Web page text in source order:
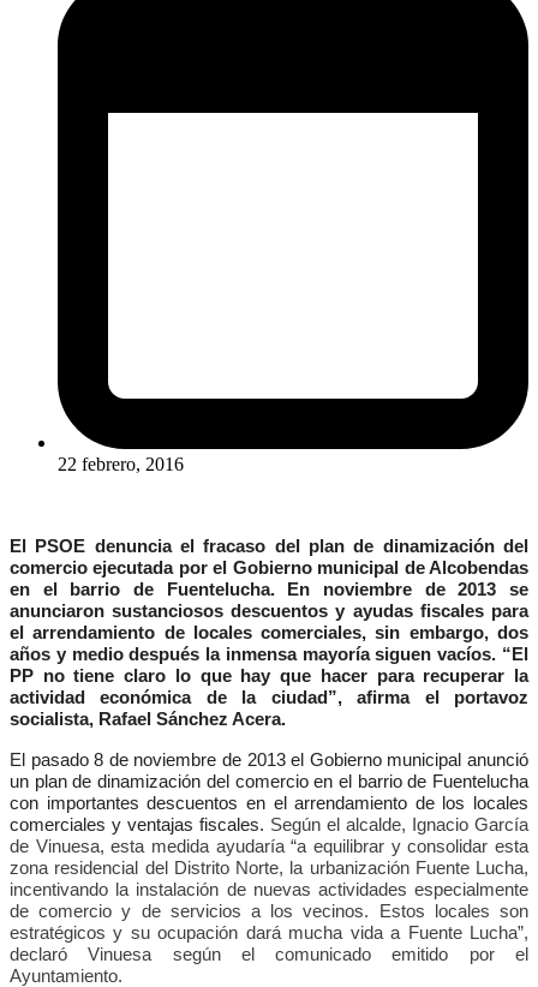
22 febrero, 2016
El PSOE denuncia el fracaso del plan de dinamización del
comercio ejecutada por el Gobierno municipal de Alcobendas
en el barrio de Fuentelucha. En noviembre de 2013 se
anunciaron sustanciosos descuentos y ayudas fiscales para
el arrendamiento de locales comerciales, sin embargo, dos
años y medio después la inmensa mayoría siguen vacíos. “El
PP no tiene claro lo que hay que hacer para recuperar la
actividad económica de la ciudad”, afirma el portavoz
socialista, Rafael Sánchez Acera.
El pasado 8 de noviembre de 2013 el Gobierno municipal anunció
un plan de dinamización del comercio en el barrio de Fuentelucha
con importantes descuentos en el arrendamiento de los locales
comerciales y ventajas fiscales. Según el alcalde, Ignacio García
de Vinuesa, esta medida ayudaría “a equilibrar y consolidar esta
zona residencial del Distrito Norte, la urbanización Fuente Lucha,
incentivando la instalación de nuevas actividades especialmente
de comercio y de servicios a los vecinos. Estos locales son
estratégicos y su ocupación dará mucha vida a Fuente Lucha”,
declaró Vinuesa según el comunicado emitido por el
Ayuntamiento.